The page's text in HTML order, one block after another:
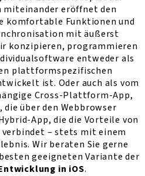
miteinander eröffnet den
komfortable Funktionen und
mit äußerst
konzipieren, programmieren
entweder als
plattformspezifischen
ist. Oder auch als vom
Cross-Plattform-App,
über den Webbrowser
App, die die Vorteile von
verbindet – stets mit einem
Wir beraten Sie gerne
geeigneten Variante der
in iOS.